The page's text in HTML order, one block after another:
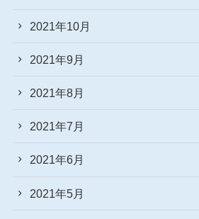
2021年10月
2021年9月
2021年8月
2021年7月
2021年6月
2021年5月